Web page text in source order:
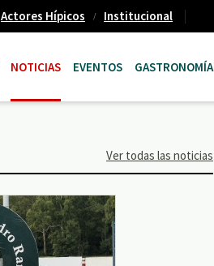
Actores Hípicos Institucional
NOTICIAS EVENTOS GASTRONOMÍA
Ver todas las noticias